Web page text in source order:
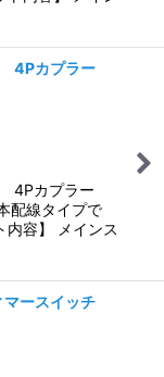
4Pカプラー
4Pカプラー
配線タイプで
内容】 メインス
ースイッチ